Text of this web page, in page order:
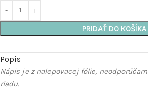
PRIDAŤ DO KOŠÍKA
Popis
Nápis je z nalepovacej fólie,
riadu.